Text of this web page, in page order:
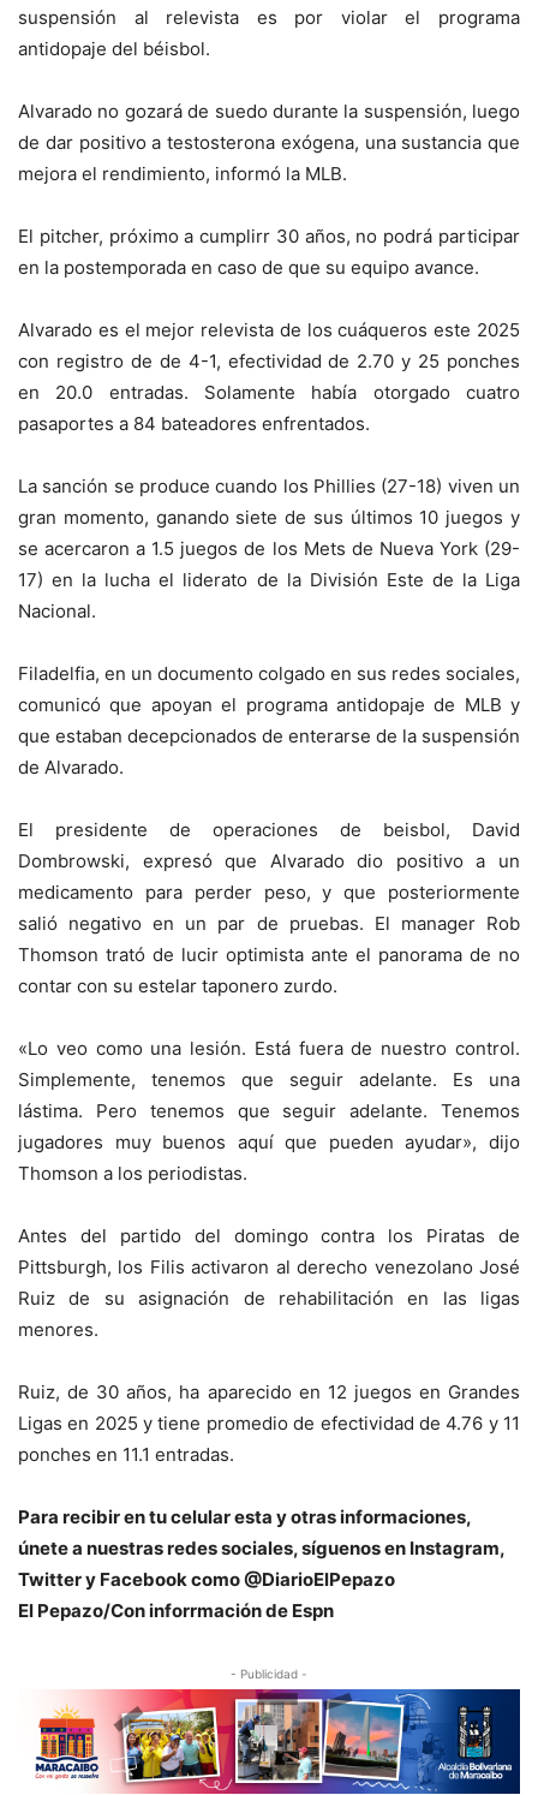
suspensión al relevista es por violar el programa
antidopaje del béisbol.
Alvarado no gozará de suedo durante la suspensión, luego
de dar positivo a testosterona exógena, una sustancia que
mejora el rendimiento, informó la MLB.
El pitcher, próximo a cumplirr 30 años, no podrá participar
en la postemporada en caso de que su equipo avance.
Alvarado es el mejor relevista de los cuáqueros este 2025
con registro de de 4-1, efectividad de 2.70 y 25 ponches
en 20.0 entradas. Solamente había otorgado cuatro
pasaportes a 84 bateadores enfrentados.
La sanción se produce cuando los Phillies (27-18) viven un
gran momento, ganando siete de sus últimos 10 juegos y
se acercaron a 1.5 juegos de los Mets de Nueva York (29-
17) en la lucha el liderato de la División Este de la Liga
Nacional.
Filadelfia, en un documento colgado en sus redes sociales,
comunicó que apoyan el programa antidopaje de MLB y
que estaban decepcionados de enterarse de la suspensión
de Alvarado.
El presidente de operaciones de beisbol, David
Dombrowski, expresó que Alvarado dio positivo a un
medicamento para perder peso, y que posteriormente
salió negativo en un par de pruebas. El manager Rob
Thomson trató de lucir optimista ante el panorama de no
contar con su estelar taponero zurdo.
«Lo veo como una lesión. Está fuera de nuestro control.
Simplemente, tenemos que seguir adelante. Es una
lástima. Pero tenemos que seguir adelante. Tenemos
jugadores muy buenos aquí que pueden ayudar», dijo
Thomson a los periodistas.
Antes del partido del domingo contra los Piratas de
Pittsburgh, los Filis activaron al derecho venezolano José
Ruiz de su asignación de rehabilitación en las ligas
menores.
Ruiz, de 30 años, ha aparecido en 12 juegos en Grandes
Ligas en 2025 y tiene promedio de efectividad de 4.76 y 11
ponches en 11.1 entradas.
Para recibir en tu celular esta y otras informaciones,
únete a nuestras redes sociales, síguenos en Instagram,
Twitter y Facebook como @DiarioElPepazo
El Pepazo/Con inforrmación de Espn
- Publicidad -